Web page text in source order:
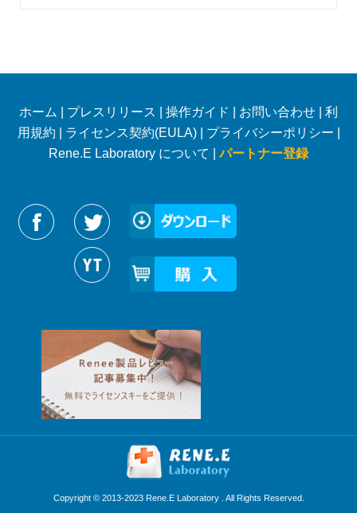
ホーム プレスリリース 操作ガイド お問い合わせ
利
用規約
ライセンス契約(EULA)| プライバシーポリシー
Rene.E Laboratory について |パートナー登録
Reneelabをフォローする
Copyright © 2013-2023 Rene.E Laboratory . All Rights Reserved.